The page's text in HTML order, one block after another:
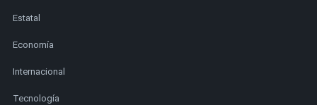
Estatal
Economía
Internacional
Tecnología